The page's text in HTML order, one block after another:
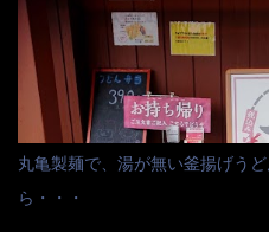
丸亀製麺で、湯が無い釜揚げう
ら・・・